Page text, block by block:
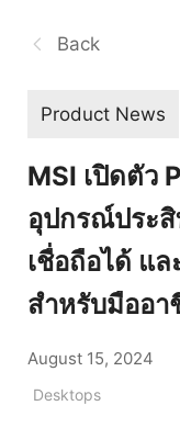
Back
Product News
MSI เปิดตัว
อุปกรณ์ประ
เชื่อถือได้ แ
สำหรับมืออา
August 15, 2024
Desktops